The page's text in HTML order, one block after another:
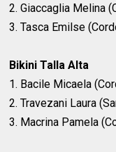
2. Giaccaglia Melina
3. Tasca Emilse
Bikini Talla Alta
1. Bacile Micaela
2. Travezani Laura
3. Macrina Pamela